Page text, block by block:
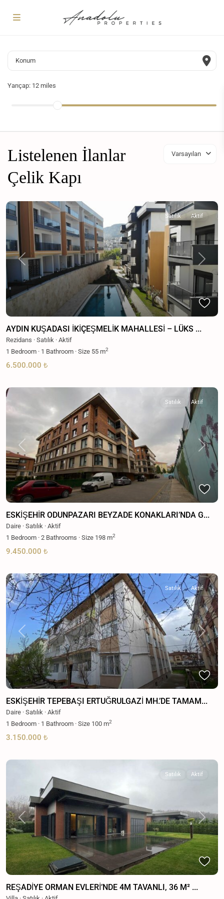
Yarıçap: 12 miles
Varsayılan
Listelenen İlanlar
Çelik Kapı
Previous Next
Satılık Aktif
AYDIN KUŞADASI İKİÇEŞMELİK MAHALLESİ – LÜKS ...
Rezidans · Satılık · Aktif
1 Bedroom · 1 Bathroom · Size 55 m2
6.500.000 ₺
Previous Next
Satılık Aktif
ESKİŞEHİR ODUNPAZARI BEYZADE KONAKLARI’NDA G...
Daire · Satılık · Aktif
1 Bedroom · 2 Bathrooms · Size 198 m2
9.450.000 ₺
Previous Next
Satılık Aktif
ESKİŞEHİR TEPEBAŞI ERTUĞRULGAZİ MH.’DE TAMAM...
Daire · Satılık · Aktif
1 Bedroom · 1 Bathroom · Size 100 m2
3.150.000 ₺
Previous Next
Satılık Aktif
REŞADİYE ORMAN EVLERİ’NDE 4M TAVANLI, 36 M² ...